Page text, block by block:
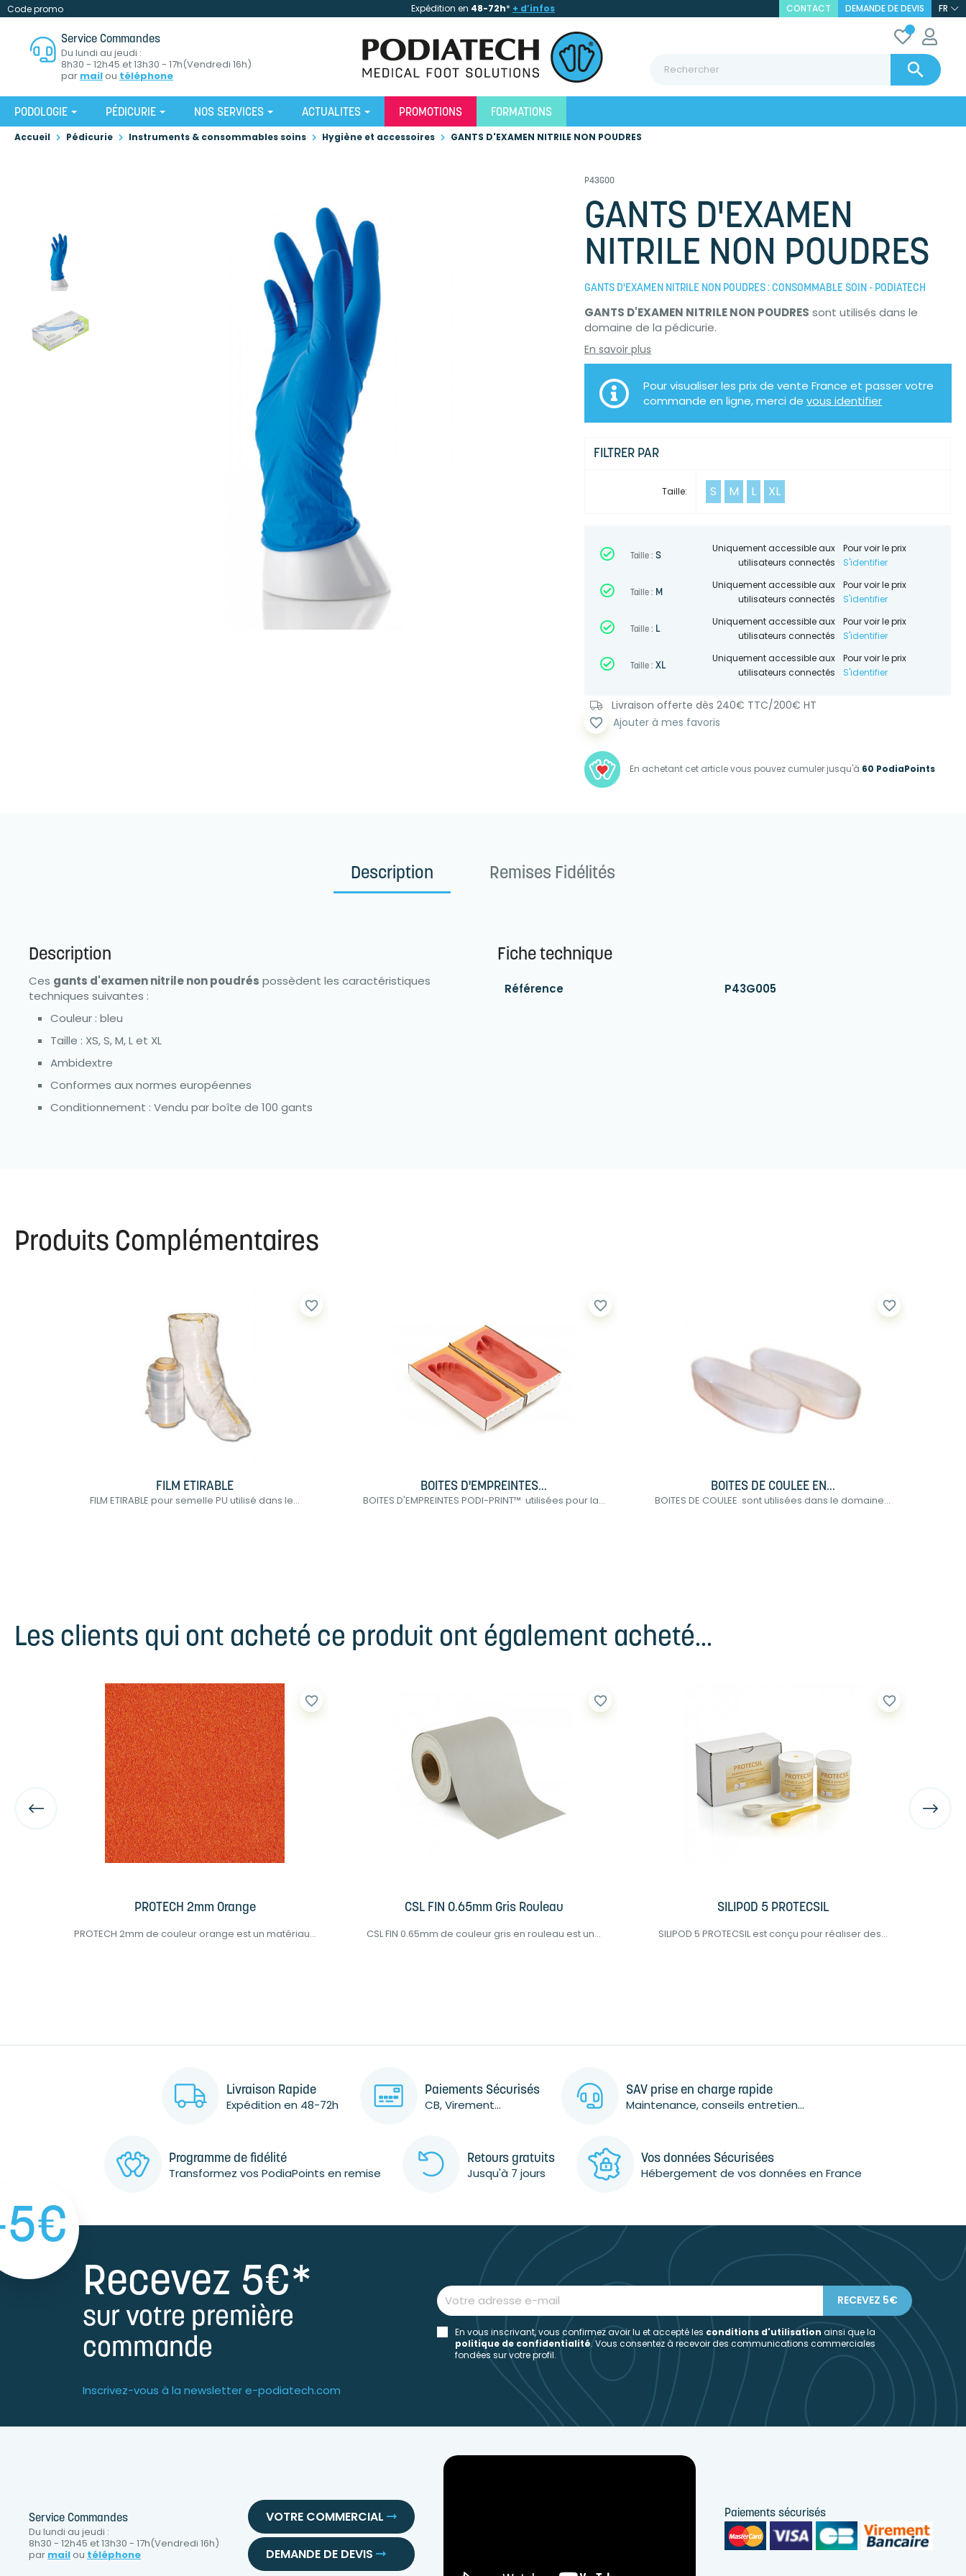
Code promo Expédition en 48-72h* + d’infos CONTACT DEMANDE DE DEVIS FR
Service Commandes
Du lundi au jeudi :
8h30 - 12h45 et 13h30 - 17h(Vendredi 16h)
par mailou téléphone 
PODOLOGIE PÉDICURIE NOS SERVICES ACTUALITES PROMOTIONS FORMATIONS
Accueil Pédicurie Instruments & consommables soins Hygiène et accessoires GANTS D'EXAMEN NITRILE NON POUDRES
P43G00
GANTS D'EXAMEN
NITRILE NON POUDRES
GANTS D'EXAMEN NITRILE NON POUDRES : CONSOMMABLE SOIN - PODIATECH
GANTS D'EXAMEN NITRILE NON POUDRES sont utilisés dans le
domaine de la pédicurie.
En savoir plus
Pour visualiser les prix de vente France et passer votre
commande en ligne, merci devous identifier
FILTRER PAR
Taille: S M L XL
Taille : S
Uniquement accessible aux
utilisateurs connectés
Pour voir le prix
S'identifier
Taille : M
Uniquement accessible aux
utilisateurs connectés
Pour voir le prix
S'identifier
Taille : L
Uniquement accessible aux
utilisateurs connectés
Pour voir le prix
S'identifier
Taille : XL
Uniquement accessible aux
utilisateurs connectés
Pour voir le prix
S'identifier
Livraison offerte dès 240€ TTC/200€ HT
En achetant cet article vous pouvez cumuler jusqu'à 60 PodiaPoints
favorite_border Ajouter à mes favoris
Description Remises Fidélités
Description
Ces gants d'examen nitrile non poudrés possèdent les caractéristiques
techniques suivantes :
Couleur : bleu
Taille : XS, S, M, L et XL
Ambidextre
Conformes aux normes européennes
Conditionnement : Vendu par boîte de 100 gants
Fiche technique
Référence P43G005
Produits Complémentaires
FILM ETIRABLE
FILM ETIRABLE pour semelle PU utilisé dans le...
favorite_border
BOITES D'EMPREINTES...
BOITES D'EMPREINTES PODI-PRINT™ utilisées pour la...
favorite_border
BOITES DE COULEE EN...
BOITES DE COULEE sont utilisées dans le domaine...
favorite_border
Les clients qui ont acheté ce produit ont également acheté...
PROTECH 2mm Orange
PROTECH 2mm de couleur orange est un matériau...
favorite_border
CSL FIN 0.65mm Gris Rouleau
CSL FIN 0.65mm de couleur gris en rouleau est un...
favorite_border
SILIPOD 5 PROTECSIL
SILIPOD 5 PROTECSIL est conçu pour réaliser des...
favorite_border
Livraison Rapide
Expédition en 48-72h
Paiements Sécurisés
CB, Virement...
SAV prise en charge rapide
Maintenance, conseils entretien...
Programme de fidélité
Transformez vos PodiaPoints en remise
Retours gratuits
Jusqu'à 7 jours
Vos données Sécurisées
Hébergement de vos données en France
Recevez 5€*
sur votre première
commande
Inscrivez-vous à la newsletter e-podiatech.com
En vous inscrivant, vous confirmez avoir lu et accepté les conditions d'utilisation ainsi que la
politique de confidentialité. Vous consentez à recevoir des communications commerciales
fondées sur votre profil.
Service Commandes
Du lundi au jeudi :
8h30 - 12h45 et 13h30 - 17h(Vendredi 16h)
par mail ou téléphone
VOTRE COMMERCIAL
DEMANDE DE DEVIS
Paiements sécurisés